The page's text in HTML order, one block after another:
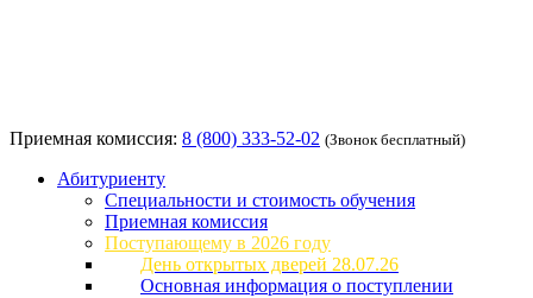
Приемная комиссия: 8 (800) 333-52-02 (Звонок бесплатный)
Абитуриенту
Специальности и стоимость обучения
Приемная комиссия
Поступающему в 2026 году
День открытых дверей 28.07.26
Основная информация о поступлении